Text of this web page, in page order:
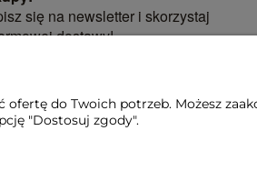
880
do Twoich potrzeb. Możesz
"Dostosuj zgody".